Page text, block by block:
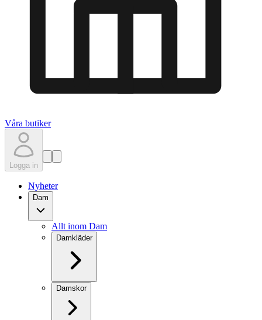
Våra butiker
Logga in
Nyheter
Dam
Allt inom Dam
Damkläder
Damskor